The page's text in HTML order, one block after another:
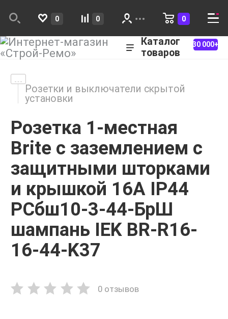
0 0 0
Каталог
товаров
30 000+
Розетки и выключатели скрытой
установки
Розетка 1-местная
Brite с заземлением с
защитными шторками
и крышкой 16А IP44
РСбш10-3-44-БрШ
шампань IEK BR-R16-
16-44-K37
0 отзывов